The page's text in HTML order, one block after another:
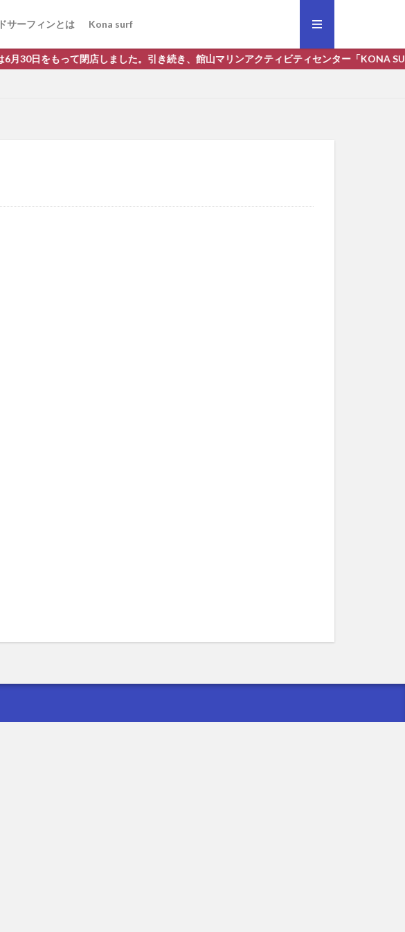
サーフィンとは Kona surf
日をもって閉店しました。引き続き、館山マリンアクティビティセンター「KONA SURF